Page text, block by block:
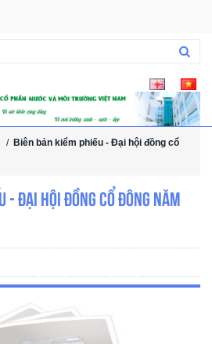
/ Biên bản kiểm phiếu - Đại hội đồng cổ
- Đại hội đồng cổ đông năm